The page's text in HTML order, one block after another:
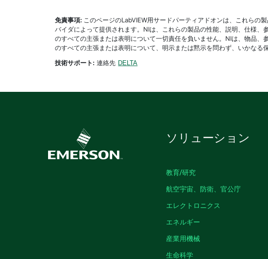
免責事項: このページのLabVIEW用サードパーティアドオンは、これらの
バイダによって提供されます。NIは、これらの製品の性能、説明、仕様、
のすべての主張または表明について一切責任を負いません。NIは、物品、
のすべての主張または表明について、明示または黙示を問わず、いかなる
技術サポート: 連絡先 DELTA
ソリューション
教育/研究
航空宇宙、防衛、官公庁
エレクトロニクス
エネルギー
産業用機械
生命科学